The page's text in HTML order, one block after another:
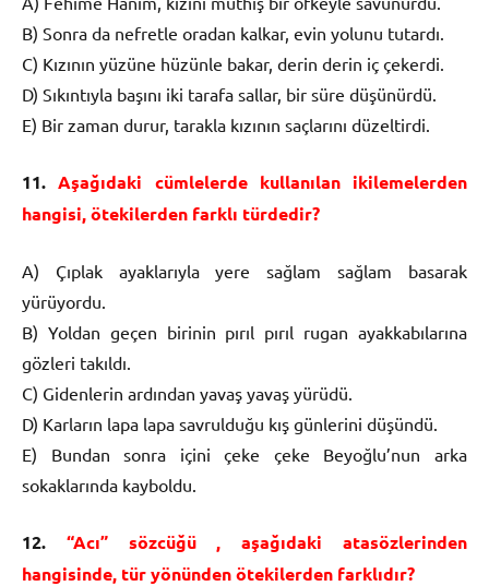
B) Sonra da nefretle oradan kalkar, evin yolunu tutardı.
C) Kızının yüzüne hüzünle bakar, derin derin iç çekerdi.
D) Sıkıntıyla başını iki tarafa sallar, bir süre düşünürdü.
E) Bir zaman durur, tarakla kızının saçlarını düzeltirdi.
11. Aşağıdaki cümlelerde kullanılan ikilemelerden
hangisi, ötekilerden farklı türdedir?
A) Çıplak ayaklarıyla yere sağlam sağlam basarak
yürüyordu.
B) Yoldan geçen birinin pırıl pırıl rugan ayakkabılarına
gözleri takıldı.
C) Gidenlerin ardından yavaş yavaş yürüdü.
D) Karların lapa lapa savrulduğu kış günlerini düşündü.
E) Bundan sonra içini çeke çeke Beyoğlu’nun arka
sokaklarında kayboldu.
12. “Acı” sözcüğü , aşağıdaki atasözlerinden
hangisinde, tür yönünden ötekilerden farklıdır?